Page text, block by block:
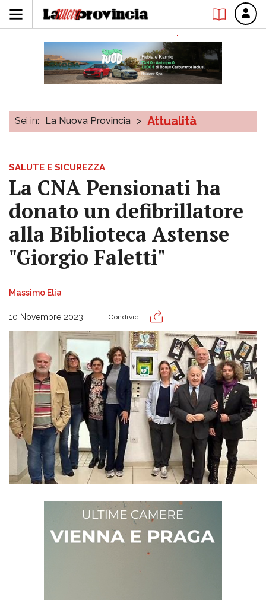
Sei in: La Nuova Provincia > Attualità
SALUTE E SICUREZZA
La CNA Pensionati ha
donato un defibrillatore
alla Biblioteca Astense
"Giorgio Faletti"
Massimo Elia
10 Novembre 2023 Condividi